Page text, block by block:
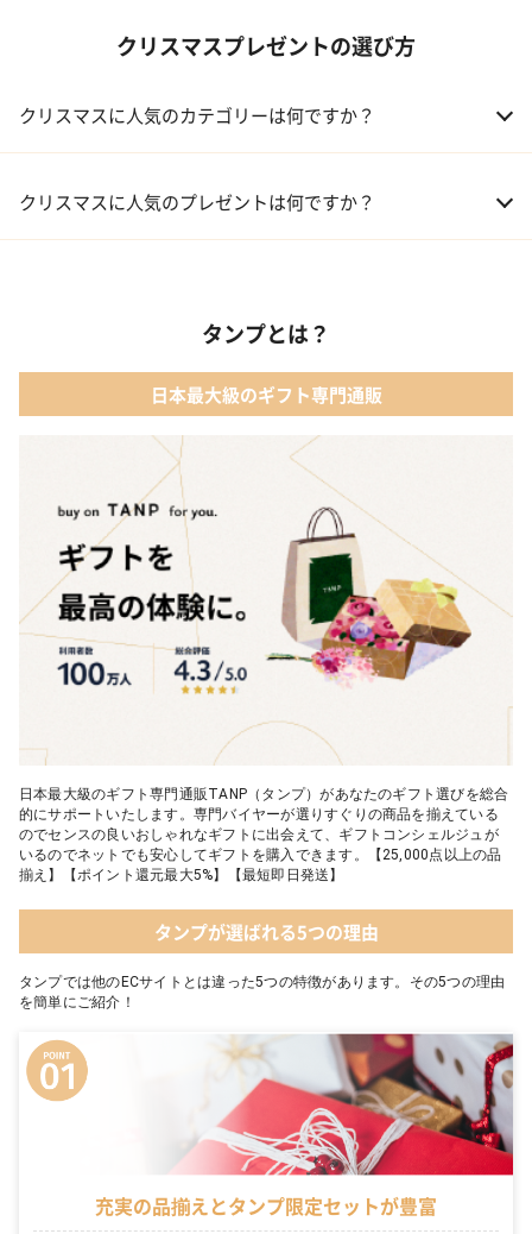
クリスマスプレゼントの選び方
クリスマスに人気のカテゴリーは何ですか？
02 ファッション小物
04 メイクアップ
05 入浴剤・バスケア
クリスマスに人気のプレゼントは何ですか？
03 【名入れギフト】フラワーティントリップ［日本限定ピンクゴ
ールドパッケージ］
04 FLOWERiUM®︎ Christmas toilette（フラワリウム クリスマス
05 2人のための体験カタログ FOR2ギフト（GREEN）
タンプとは？
日本最大級のギフト専門通販
日本最大級のギフト専門通販TANP（タンプ）があなたのギフト選びを総合
的にサポートいたします。専門バイヤーが選りすぐりの商品を揃えている
のでセンスの良いおしゃれなギフトに出会えて、ギフトコンシェルジュが
いるのでネットでも安心してギフトを購入できます。【25,000点以上の品
揃え】【ポイント還元最大5%】【最短即日発送】
タンプが選ばれる5つの理由
タンプでは他のECサイトとは違った5つの特徴があります。その5つの理由
を簡単にご紹介！
充実の品揃えとタンプ限定セットが豊富